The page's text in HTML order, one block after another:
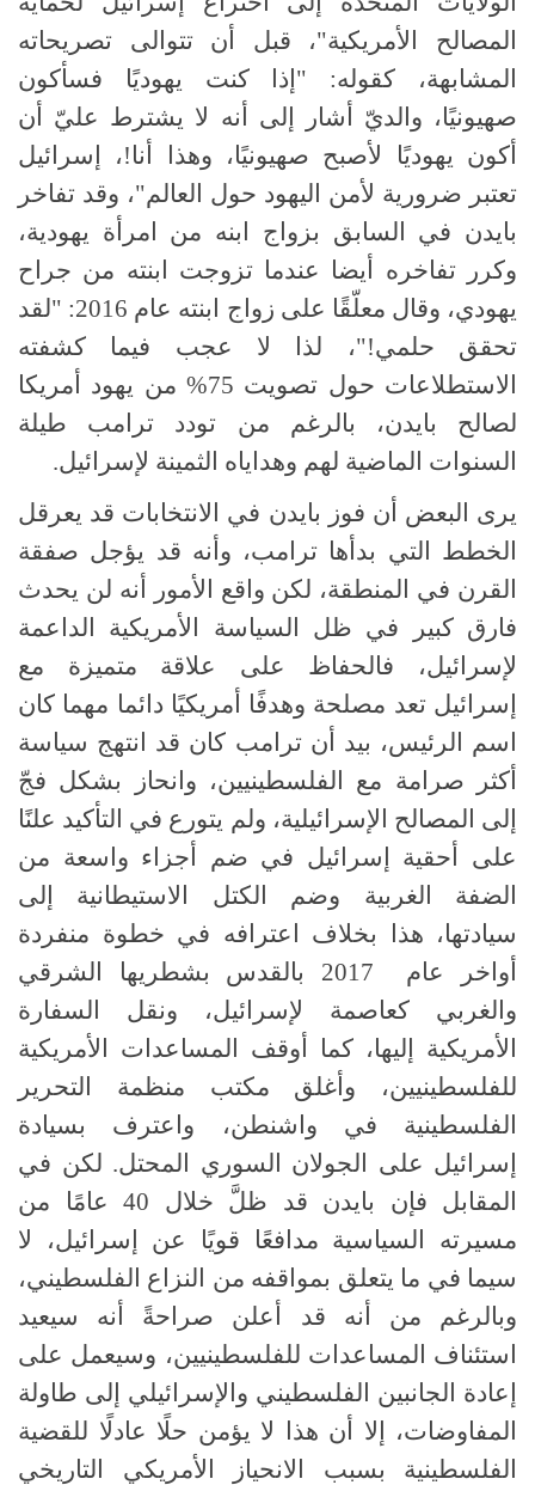
المصالح الأمريكية"، قبل أن تتوالى تصريحاته
المشابهة، كقوله: "إذا كنت يهوديًا فسأكون
صهيونيًا، والديّ أشار إلى أنه لا يشترط عليّ أن
أكون يهوديًا لأصبح صهيونيًا، وهذا أنا!، إسرائيل
تعتبر ضرورية لأمن اليهود حول العالم"، وقد تفاخر
بايدن في السابق بزواج ابنه من امرأة يهودية،
وكرر تفاخره أيضا عندما تزوجت ابنته من جراح
يهودي، وقال معلّقًا على زواج ابنته عام 2016: "لقد
تحقق حلمي!"، لذا لا عجب فيما كشفته
الاستطلاعات حول تصويت 75% من يهود أمريكا
لصالح بايدن، بالرغم من تودد ترامب طيلة
السنوات الماضية لهم وهداياه الثمينة لإسرائيل.
يرى البعض أن فوز بايدن في الانتخابات قد يعرقل
الخطط التي بدأها ترامب، وأنه قد يؤجل صفقة
القرن في المنطقة، لكن واقع الأمور أنه لن يحدث
فارق كبير في ظل السياسة الأمريكية الداعمة
لإسرائيل، فالحفاظ على علاقة متميزة مع
إسرائيل تعد مصلحة وهدفًا أمريكيًا دائما مهما كان
اسم الرئيس، بيد أن ترامب كان قد انتهج سياسة
أكثر صرامة مع الفلسطينيين، وانحاز بشكل فجّ
إلى المصالح الإسرائيلية، ولم يتورع في التأكيد علنًا
على أحقية إسرائيل في ضم أجزاء واسعة من
الضفة الغربية وضم الكتل الاستيطانية إلى
سيادتها، هذا بخلاف اعترافه في خطوة منفردة
أواخر عام 2017 بالقدس بشطريها الشرقي
والغربي كعاصمة لإسرائيل، ونقل السفارة
الأمريكية إليها، كما أوقف المساعدات الأمريكية
للفلسطينيين، وأغلق مكتب منظمة التحرير
الفلسطينية في واشنطن، واعترف بسيادة
إسرائيل على الجولان السوري المحتل. لكن في
المقابل فإن بايدن قد ظلَّ خلال 40 عامًا من
مسيرته السياسية مدافعًا قويًا عن إسرائيل، لا
سيما في ما يتعلق بمواقفه من النزاع الفلسطيني،
وبالرغم من أنه قد أعلن صراحةً أنه سيعيد
استئناف المساعدات للفلسطينيين، وسيعمل على
إعادة الجانبين الفلسطيني والإسرائيلي إلى طاولة
المفاوضات، إلا أن هذا لا يؤمن حلًا عادلًا للقضية
الفلسطينية بسبب الانحياز الأمريكي التاريخي